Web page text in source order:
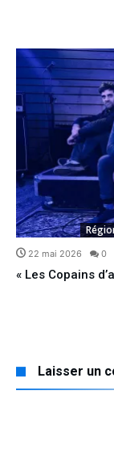
22 mai 2026 0
« Les Copains
Laisser un